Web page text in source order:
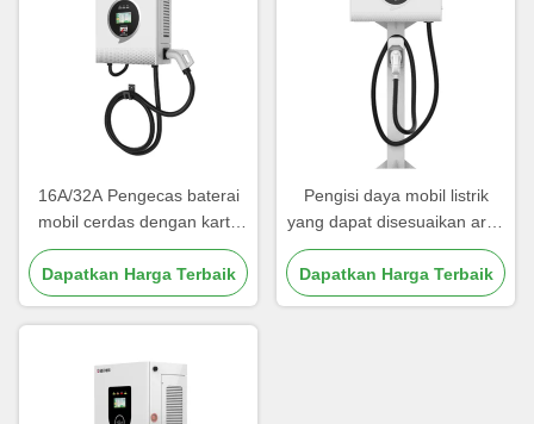
16A/32A Pengecas baterai
mobil cerdas dengan kartu
RFID dan modus start
Dapatkan Harga Terbaik
Pengisi daya mobil listrik
yang dapat disesuaikan arus
16A/32A Kelembaban
operasi Hingga 95% Tidak
kondensasi
Dapatkan Harga Terbaik